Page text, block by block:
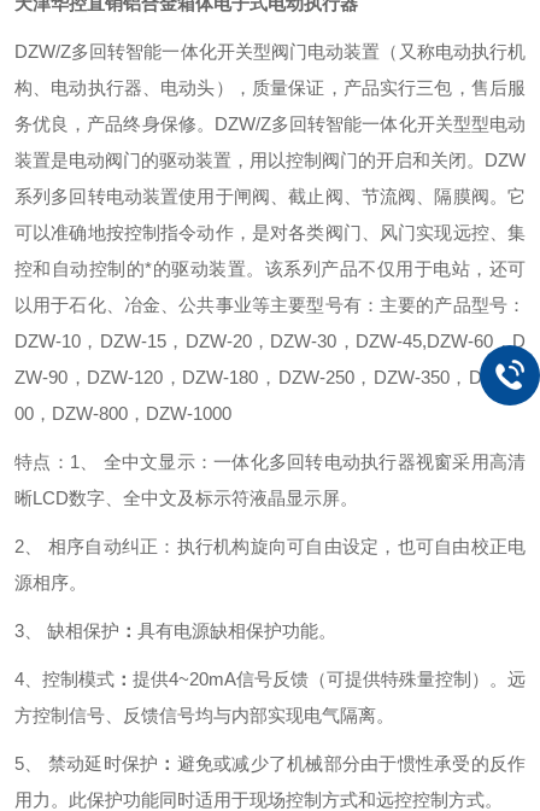
DZW/Z多回转智能一体化开关型阀门电动装置（又称电动执行机
构、电动执行器、电动头），质量保证，产品实行三包，售后服
务优良，产品终身保修。DZW/Z多回转智能一体化开关型型电动
装置是电动阀门的驱动装置，用以控制阀门的开启和关闭。DZW
系列多回转电动装置使用于闸阀、截止阀、节流阀、隔膜阀。它
可以准确地按控制指令动作，是对各类阀门、风门实现远控、集
控和自动控制的*的驱动装置。该系列产品不仅用于电站，还可
以用于石化、冶金、公共事业等主要型号有：主要的产品型号：
DZW-10，DZW-15，DZW-20，DZW-30，DZW-45,DZW-60，D
ZW-90，DZW-120，DZW-180，DZW-250，DZW-350，DZW-5
00，DZW-800，DZW-1000
特点：1、 全中文显示： 一体化多回转电动执行器视窗采用高清
晰LCD数字、全中文及标示符液晶显示屏。
2、 相序自动纠正： 执行机构旋向可自由设定，也可自由校正电
源相序。
3、 缺相保护 ： 具有电源缺相保护功能。
4、控制模式 ： 提供4~20mA信号反馈（可提供特殊量控制）。远
方控制信号、反馈信号均与内部实现电气隔离。
5、 禁动延时保护 ： 避免或减少了机械部分由于惯性承受的反作
用力。此保护功能同时适用于现场控制方式和远控控制方式。